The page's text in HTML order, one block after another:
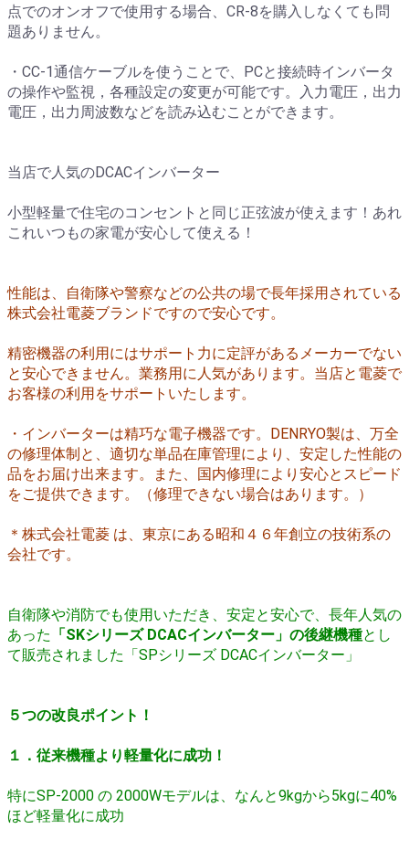
点でのオンオフで使用する場合、CR-8を購入しなくても問
題ありません。
・CC-1通信ケーブルを使うことで、PCと接続時インバータ
の操作や監視，各種設定の変更が可能です。入力電圧，出力
電圧，出力周波数などを読み込むことができます。
当店で人気のDCACインバーター
小型軽量で住宅のコンセントと同じ正弦波が使えます！あれ
これいつもの家電が安心して使える！
性能は、自衛隊や警察などの公共の場で長年採用されている
株式会社電菱ブランドですので安心です。
精密機器の利用にはサポート力に定評があるメーカーでない
と安心できません。業務用に人気があります。 当店と電菱で
お客様の利用をサポートいたします。
・インバーターは精巧な電子機器です。DENRYO製は、万全
の修理体制と、適切な単品在庫管理により、安定した性能の
品をお届け出来ます。また、国内修理により安心とスピード
をご提供できます。（修理できない場合はあります。）
＊株式会社電菱 は、東京にある昭和４６年創立の技術系の
会社です。
自衛隊や消防でも使用いただき、 安定と安心で、長年人気の
あった 「SKシリーズ DCACインバーター」の後継機種とし
て販売されました「SPシリーズ DCACインバーター」
５つの改良ポイント！
１．従来機種より軽量化に成功！
特にSP-2000 の 2000Wモデルは、なんと9kgから5kgに40%
ほど軽量化に成功